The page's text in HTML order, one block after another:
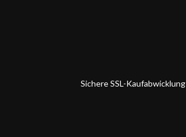
Sichere SSL-Kaufabwicklung